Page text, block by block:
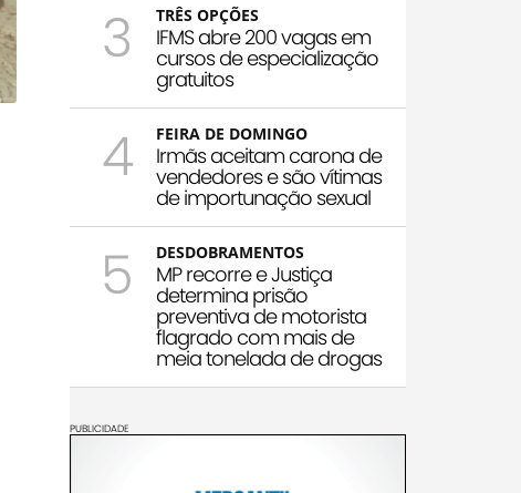
3 TRÊS OPÇÕES
IFMS abre 200 vagas em
cursos de especialização
gratuitos
4 FEIRA DE DOMINGO
Irmãs aceitam carona de
vendedores e são vítimas
de importunação sexual
5 DESDOBRAMENTOS
MP recorre e Justiça
determina prisão
preventiva de motorista
flagrado com mais de
meia tonelada de drogas
PUBLICIDADE